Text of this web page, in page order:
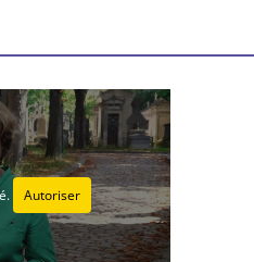
Autoriser